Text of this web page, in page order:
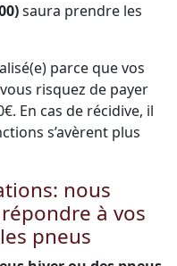
saura prendre les
parce que vos
risquez de payer
En cas de récidive, il
s’avèrent plus
nous
à vos
pneus